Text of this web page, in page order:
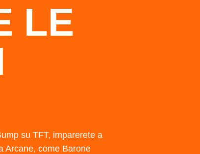
LE
su TFT, imparerete a
Arcane, come Barone